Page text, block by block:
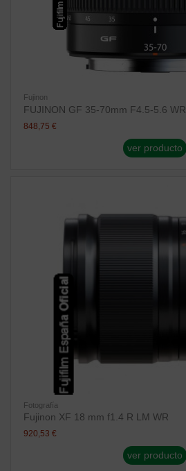
Fujinon
FUJINON GF 35-70mm F4.5-5.6 WR
848,75 €
ver producto
Fotografía
Fujinon XF 18 mm f1.4 R LM WR
920,53 €
ver producto